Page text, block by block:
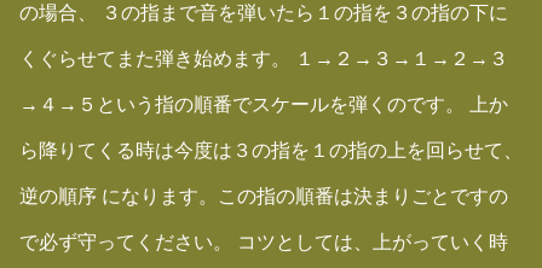
の場合、 ３の指まで音を弾いたら１の指を３の指の下に
くぐらせてまた弾き始めます。 １→２→３→１→２→３
→４→５という指の順番でスケールを弾くのです。 上か
ら降りてくる時は今度は３の指を１の指の上を回らせて、
逆の順序 になります。この指の順番は決まりごとですの
で必ず守ってください。 コツとしては、上がっていく時